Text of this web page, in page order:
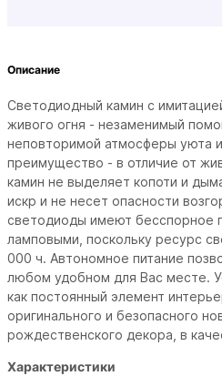
Описание
Светодиодный камин с
живого огня - незаменимый
неповторимой атмосферы уюта
преимущество - в отличие от
камин не выделяет копоти и
искр и не несет опасности
светодиоды имеют бесспорное
ламповыми, поскольку ресурс
000 ч. Автономное питание
любом удобном для Вас месте.
как постоянный элемент
оригинального и безопасного
рождественского декора, в
Характеристики